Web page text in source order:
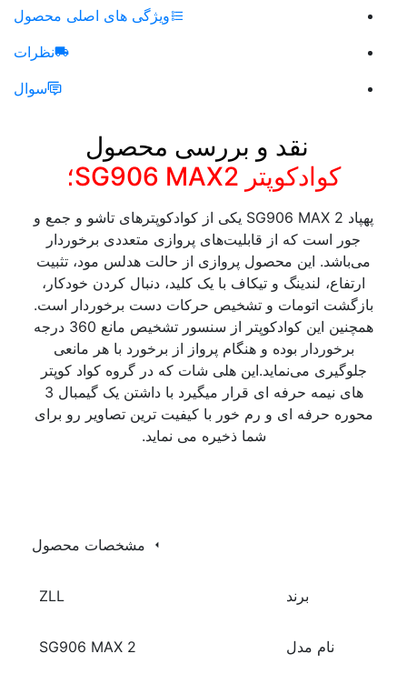
ویژگی های اصلی محصول
نظرات
سوال
نقد و بررسی محصول
کوادکوپتر SG906 MAX2؛
پهپاد SG906 MAX 2 یکی از کوادکوپترهای تاشو و جمع و
جور است که از قابلیت‌های پروازی متعددی برخوردار
می‌باشد. این محصول پروازی از حالت هدلس مود، تثبیت
ارتفاع، لندینگ و تیکاف با یک کلید، دنبال کردن خودکار،
بازگشت اتومات و تشخیص حرکات دست برخوردار است.
همچنین این کوادکوپتر از سنسور تشخیص مانع 360 درجه
برخوردار بوده و هنگام پرواز از برخورد با هر مانعی
جلوگیری می‌نماید.این هلی شات که در گروه کواد کوپتر
های نیمه حرفه ای قرار میگیرد با داشتن یک گیمبال 3
محوره حرفه ای و رم خور با کیفیت ترین تصاویر رو برای
شما ذخیره می نماید.
مشخصات محصول
برند ZLL
نام مدل SG906 MAX 2